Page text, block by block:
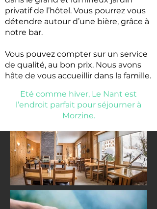
privatif de l’hôtel. Vous pourrez vous
détendre autour d’une bière, grâce à
notre bar​.
Vous pouvez compter sur un service
de qualité, au bon prix. Nous avons
hâte de vous accueillir dans la famille.
Eté comme hiver, Le Nant est
l’endroit parfait pour séjourner à
Morzine.